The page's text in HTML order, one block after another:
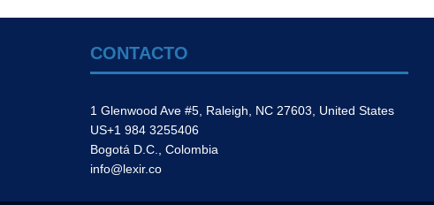
CONTACTO
1 Glenwood Ave #5, Raleigh, NC 27603, United States
US+1 984 3255406
Bogotá D.C., Colombia
info@lexir.co